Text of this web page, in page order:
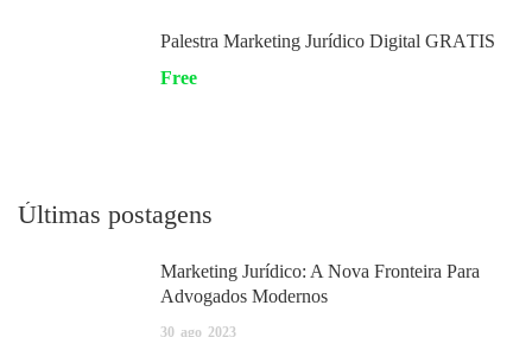
Palestra Marketing Jurídico Digital GRÁTIS
Free
Últimas postagens
Marketing Jurídico: A Nova Fronteira Para
Advogados Modernos
30 ago 2023